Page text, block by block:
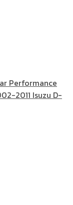
Performance
2011 Isuzu D-